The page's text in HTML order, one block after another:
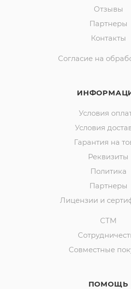
Отзывы
Партнеры
Контакты
Согласие на
Условия
Условия
Гарантия на
Реквизиты
Политика
Партнеры
Лицензии и
СТМ
Совместные
ПОМОЩЬ